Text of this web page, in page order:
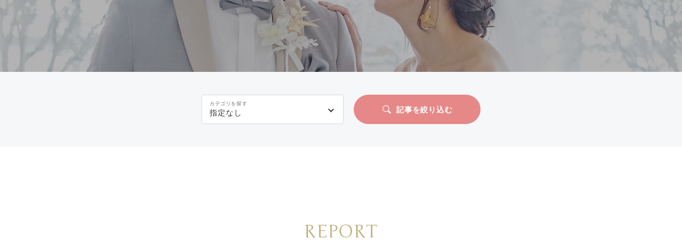
カテゴリを探す
指定なし 記事を絞り込む
REPORT